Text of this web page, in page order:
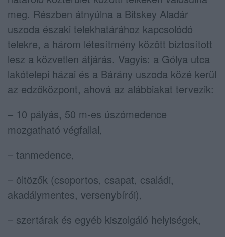
meg. Részben átnyúlna a Bitskey Aladár
uszoda északi telekhatárához kapcsolódó
telekre, a három létesítmény között biztosított
lesz a közvetlen átjárás. Vagyis: a Gólya utca
lakótelepi házai és a Bárány uszoda közé kerül
az edzőközpont, ahová az alábbiakat tervezik:
– 10 pályás, 50 m-es úszómedence
mozgatható végfallal,
– tanmedence,
– öltözők (csoportos, csapat, családi,
akadálymentes, versenybírói),
– szertárak és egyéb kiszolgáló helyiségek,